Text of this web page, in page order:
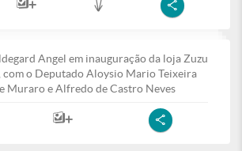
Angel em inauguração da loja Zuzu
com o Deputado Aloysio Mario Teixeira
Muraro e Alfredo de Castro Neves